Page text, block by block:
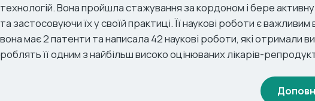
технологій. Вона пройшла стажування за кордоном і бере
та застосовуючи їх у своїй практиці. Її наукові роботи є
вона має 2 патенти та написала 42 наукові роботи, які отримали
роблять її одним з найбільш високо оцінюваних лікарів-